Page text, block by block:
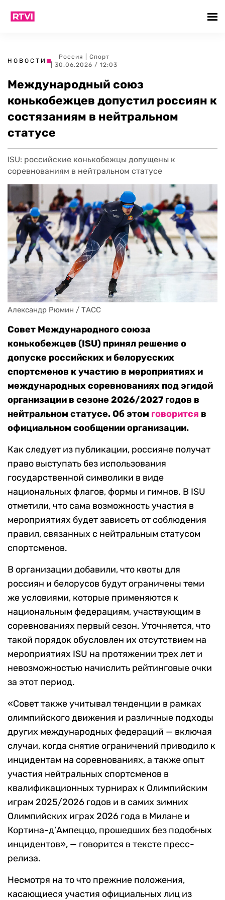
НОВОСТИ
Россия
Спорт
| 30.06.2026 / 12:03
Международный союз
конькобежцев допустил россиян к
состязаниям в нейтральном
статусе
ISU: российские конькобежцы допущены к
соревнованиям в нейтральном статусе
Александр Рюмин / ТАСС
Совет Международного союза
конькобежцев (ISU) принял решение о
допуске российских и белорусских
спортсменов к участию в мероприятиях и
международных соревнованиях под эгидой
организации в сезоне 2026/2027 годов в
нейтральном статусе. Об этом говорится в
официальном сообщении организации.
Как следует из публикации, россияне получат
право выступать без использования
государственной символики в виде
национальных флагов, формы и гимнов. В ISU
отметили, что сама возможность участия в
мероприятиях будет зависеть от соблюдения
правил, связанных с нейтральным статусом
спортсменов.
В организации добавили, что квоты для
россиян и белорусов будут ограничены теми
же условиями, которые применяются к
национальным федерациям, участвующим в
соревнованиях первый сезон. Уточняется, что
такой порядок обусловлен их отсутствием на
мероприятиях ISU на протяжении трех лет и
невозможностью начислить рейтинговые очки
за этот период.
«Совет также учитывал тенденции в рамках
олимпийского движения и различные подходы
других международных федераций — включая
случаи, когда снятие ограничений приводило к
инцидентам на соревнованиях, а также опыт
участия нейтральных спортсменов в
квалификационных турнирах к Олимпийским
играм 2025/2026 годов и в самих зимних
Олимпийских играх 2026 года в Милане и
Кортина-д’Ампеццо, прошедших без подобных
инцидентов», — говорится в тексте пресс-
релиза.
Несмотря на то что прежние положения,
касающиеся участия официальных лиц из